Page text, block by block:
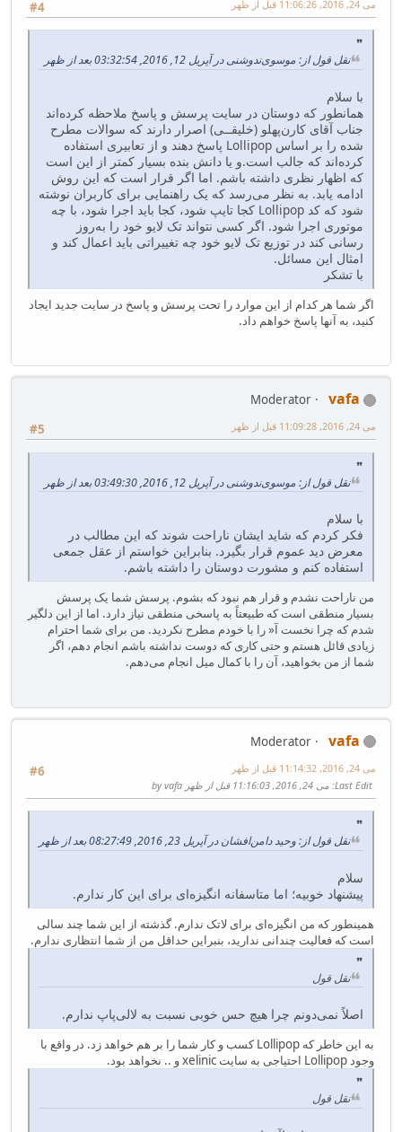
#4 می 24, 2016, 11:06:26 قبل از ظهر
نقل قول از: موسوی‌ندوشنی در آپریل 12, 2016, 03:32:54 بعد از ظهر
با سلام
همانطور که دوستان در سایت پرسش و پاسخ ملاحظه کرده‌اند
جناب آقای کارن‌پهلو (خلیقــی) اصرار دارند که سوالات مطرح
شده را بر اساس Lollipop پاسخ دهند و از تعابیری استفاده
کرده‌اند که جالب است.و یا دانش بنده بسیار کمتر از این است
که اظهار نظری داشته باشم. اما اگر قرار است که این روش
ادامه یابد. به نظر می‌رسد که یک راهنمایی برای کاربران نوشته
شود که کد Lollipop کجا تایپ شود، کجا باید اجرا شود، با چه
موتوری اجرا شود. اگر کسی نتواند تک لایو خود را به‌روز
رسانی کند در توزیع تک لایو خود چه تغییراتی باید اعمال کند و
امثال این مسائل.
با تشکر
اگر شما هر کدام از این موارد را تحت پرسش و پاسخ در سایت جدید ایجاد
کنید، به آنها پاسخ خواهم داد.
vafa
Moderator
#5
می 24, 2016, 11:09:28 قبل از ظهر
نقل قول از: موسوی‌ندوشنی در آپریل 12, 2016, 03:49:30 بعد از ظهر
با سلام
فکر کردم که شاید ایشان ناراحت شوند که این مطالب در
معرض دید عموم قرار بگیرد. بنابراین خواستم از عقل جمعی
استفاده کنم و مشورت دوستان را داشته باشم.
من ناراحت نشدم و قرار هم نبود که بشوم. پرسش شما یک پرسش
بسیار منطقی است که طبیعتاً به پاسخی منطقی نیاز دارد. اما از این دلگیر
شدم که چرا نخست آ« را با خودم مطرح نکردید. من برای شما احترام
زیادی قائل هستم و حتی کاری که دوست نداشته باشم انجام دهم، اگر
شما از من بخواهید، آن را با کمال میل انجام می‌دهم.
vafa
Moderator
#6
می 24, 2016, 11:14:32 قبل از ظهر
Last Edit: می 24, 2016, 11:16:03 قبل از ظهر by vafa
نقل قول از: وحید دامن‌افشان در آپریل 23, 2016, 08:27:49 بعد از ظهر
سلام
پیشنهاد خوبیه؛ اما متاسفانه انگیزه‌ای برای این کار ندارم.
همینطور که من انگیزه‌ای برای لاتک ندارم. گذشته از این شما چند سالی
است که فعالیت چندانی ندارید، بنبراین حداقل من از شما انتظاری ندارم.
نقل قول
اصلاً نمی‌دونم چرا هیچ حس خوبی نسبت به لالی‌پاپ ندارم.
به این خاطر که Lollipop کسب و کار شما را بر هم خواهد زد. در واقع با
وجود Lollipop احتیاجی به سایت xelinic و .. نخواهد بود.
نقل قول